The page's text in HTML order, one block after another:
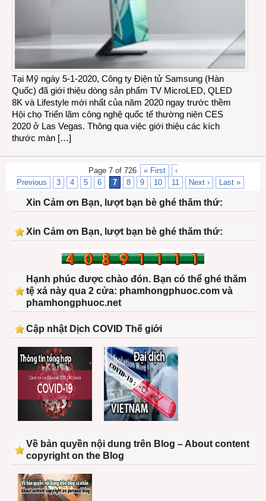
Tại Mỹ ngày 5-1-2020, Công ty Điện tử Samsung (Hàn
Quốc) đã giới thiệu dòng sản phẩm TV MicroLED, QLED
8K và Lifestyle mới nhất của năm 2020 ngay trước thềm
Hội chọ Triển lãm công nghệ quốc tế thường niên CES
2020 ở Las Vegas. Thông qua việc giới thiệu các kích
thước màn […]
Page 7 of 726 « First
‹
Previous
3 4 5 6 7 8 9 10 11 Next › Last »
Xin Cảm ơn Bạn, lượt bạn bè ghé thăm thứ:
Xin Cảm ơn Bạn, lượt bạn bè ghé thăm thứ:
Hạnh phúc được chào đón. Bạn có thể ghé thăm
tệ xá này qua 2 cửa: phamhongphuoc.com và
phamhongphuoc.net
Cập nhật Dịch COVID Thế giới
Về bản quyền nội dung trên Blog – About content
copyright on the Blog